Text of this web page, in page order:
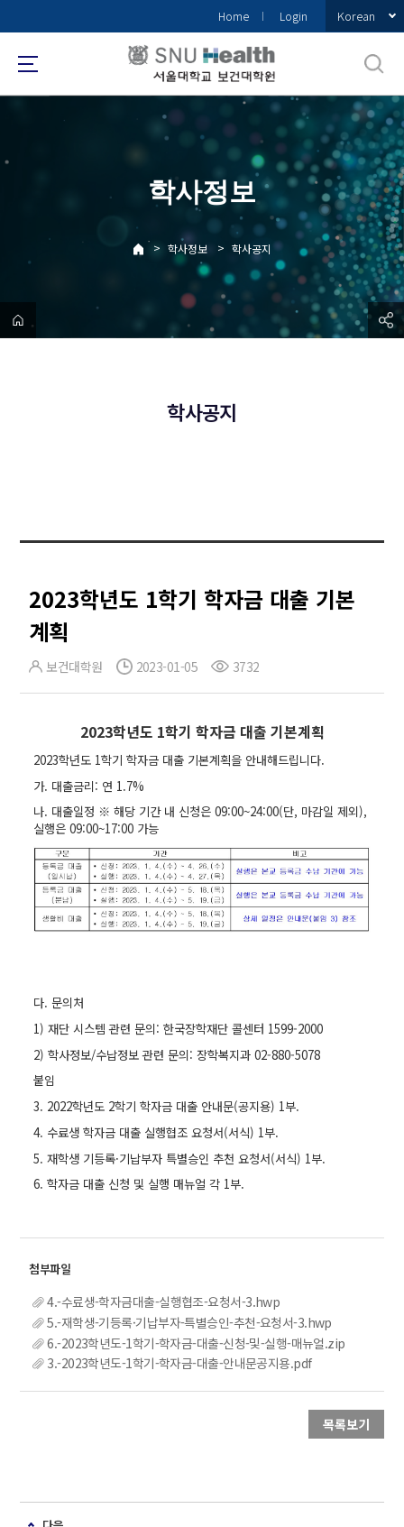
로
메
Home Login Korean
학사정보
> 학사정보 > 학사공지
학사공지
2023학년도 1학기 학자금 대출 기본
계획
보건대학원 2023-01-05 3732
2023학년도 1학기 학자금 대출 기본계획
2023학년도 1학기 학자금 대출 기본계획을 안내해드립니다.
가. 대출금리: 연 1.7%
나. 대출일정 ※ 해당 기간 내 신청은 09:00~24:00(단, 마감일 제외),
실행은 09:00~17:00 가능
다. 문의처
1) 재단 시스템 관련 문의: 한국장학재단 콜센터 1599-2000
2) 학사정보/수납정보 관련 문의: 장학복지과 02-880-5078
붙임
3. 2022학년도 2학기 학자금 대출 안내문(공지용) 1부.
4. 수료생 학자금 대출 실행협조 요청서(서식) 1부.
5. 재학생 기등록·기납부자 특별승인 추천 요청서(서식) 1부.
6. 학자금 대출 신청 및 실행 매뉴얼 각 1부.
4.-수료생-학자금대출-실행협조-요청서-3.hwp
5.-재학생-기등록·기납부자-특별승인-추천-요청서-3.hwp
6.-2023학년도-1학기-학자금-대출-신청-및-실행-매뉴얼.zip
3.-2023학년도-1학기-학자금-대출-안내문공지용.pdf
목록보기